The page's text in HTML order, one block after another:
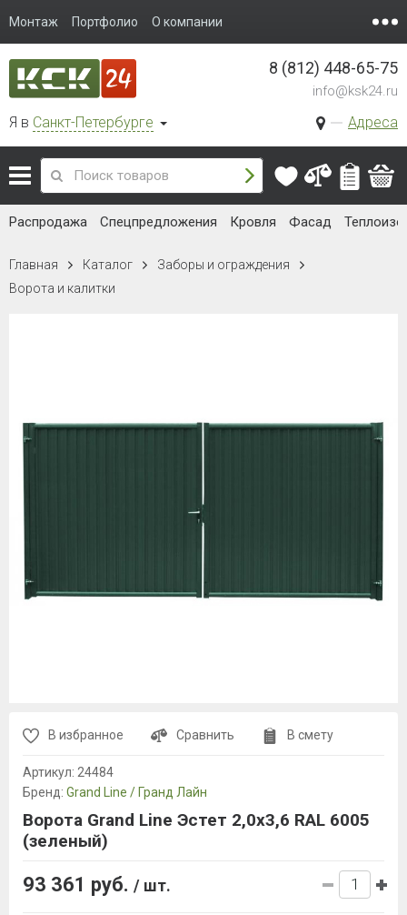
Монтаж Портфолио О компании
Я в Санкт-Петербурге Адреса
8 (812) 448-65-75
info@ksk24.ru
Распродажа Спецпредложения Кровля Фасад
Главная Каталог
Заборы и ограждения
Ворота и калитки
В избранное Сравнить В смету
Артикул: 24484
Бренд: Grand Line / Гранд Лайн
Ворота Grand Line Эстет 2,0x3,6 RAL 6005
(зеленый)
93 361 руб. / шт.